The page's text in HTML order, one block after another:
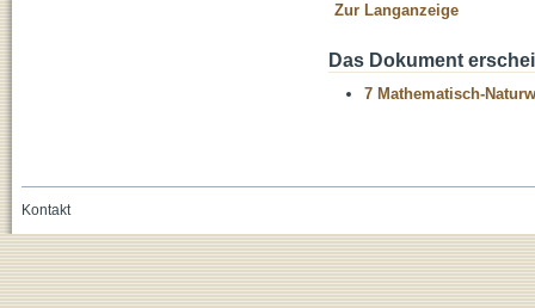
Zur Langanzeige
Das Dokument
7 Mathematisch-
Kontakt